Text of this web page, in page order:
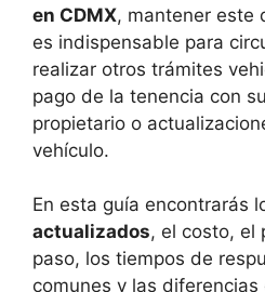
en CDMX, mantener este
es indispensable para
realizar otros trámites
pago de la tenencia con
propietario o
vehículo.
En esta guía encontrarás
actualizados, el costo, el
paso, los tiempos de
comunes y las